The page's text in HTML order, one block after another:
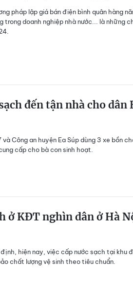
pháp lập giá bán điện bình quân hàng
trong doanh nghiệp nhà nước... là những
đến tận nhà cho dân
Công an huyện Ea Súp dùng 3 xe bồn
cấp cho bà con sinh hoạt.
ở KĐT nghìn dân ở Hà
hiện nay, việc cấp nước sạch tại khu
chất lượng vệ sinh theo tiêu chuẩn.